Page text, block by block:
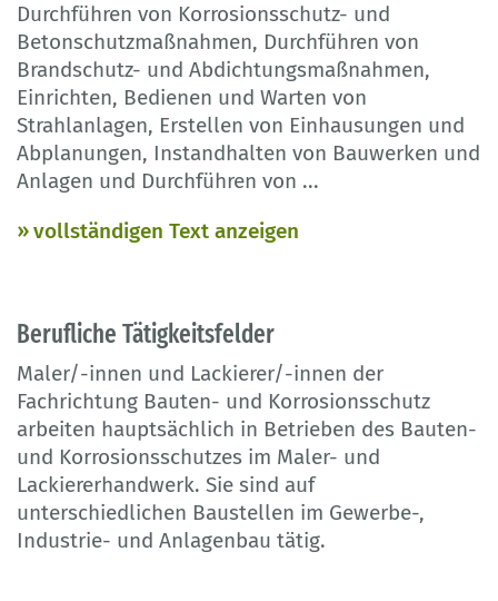
Durchführen von Korrosionsschutz- und
Betonschutzmaßnahmen, Durchführen von
Brandschutz- und Abdichtungsmaßnahmen,
Einrichten, Bedienen und Warten von
Strahlanlagen, Erstellen von Einhausungen und
Abplanungen, Instandhalten von Bauwerken und
Anlagen und Durchführen von ...
vollständigen Text anzeigen
Berufliche Tätigkeitsfelder
Maler/-innen und Lackierer/-innen der
Fachrichtung Bauten- und Korrosionsschutz
arbeiten hauptsächlich in Betrieben des Bauten-
und Korrosionsschutzes im Maler- und
Lackiererhandwerk. Sie sind auf
unterschiedlichen Baustellen im Gewerbe-,
Industrie- und Anlagenbau tätig.